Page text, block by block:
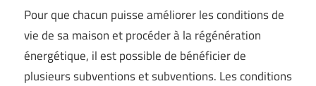
Pour que chacun puisse améliorer les conditions de
vie de sa maison et procéder à la régénération
énergétique, il est possible de bénéficier de
plusieurs subventions et subventions. Les conditions